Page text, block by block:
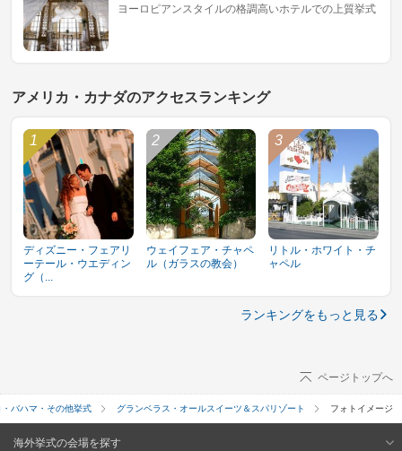
ヨーロピアンスタイルの格調高いホテルでの上質挙式
アメリカ・カナダのアクセスランキング
ディズニー・フェアリ
ーテール・ウエディン
グ（...
ウェイフェア・チャペ
ル（ガラスの教会）
リトル・ホワイト・チ
ャペル
ランキングをもっと見る
ページトップへ
バハマ・その他挙式 グランベラス・オールスイーツ＆スパリゾート フォトイメージ
海外挙式の会場を探す